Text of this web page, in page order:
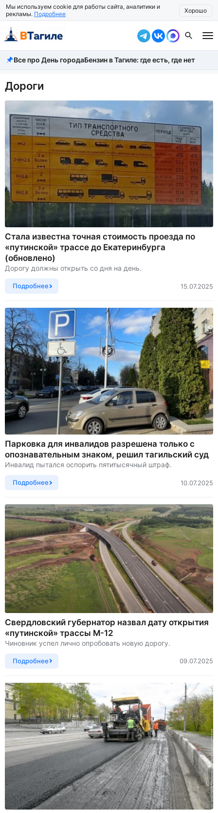
Мы используем cookie для работы сайта, аналитики и
рекламы. Подробнее Хорошо
Все новости
Происшествия
Город
Власть
Жизнь
Экономика
Общество
Рассказать новость
Все про День городаБензин в Тагиле: где есть, где нет
Дороги
Стала известна точная стоимость проезда по
«путинской» трассе до Екатеринбурга
(обновлено)
Дорогу должны открыть со дня на день.
Подробнее 15.07.2025
Парковка для инвалидов разрешена только с
опознавательным знаком, решил тагильский суд
Инвалид пытался оспорить пятитысячный штраф.
Подробнее 10.07.2025
Свердловский губернатор назвал дату открытия
«путинской» трассы М-12
Чиновник успел лично опробовать новую дорогу.
Подробнее 09.07.2025